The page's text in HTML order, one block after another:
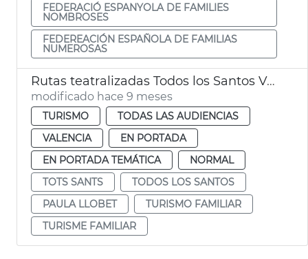
FEDERACIÓ ESPANYOLA DE FAMILIES
NOMBROSES
FEDEREACIÓN ESPAÑOLA DE FAMILIAS
NUMEROSAS
Rutas teatralizadas Todos los Santos València
modificado hace 9 meses
TURISMO
TODAS LAS AUDIENCIAS
VALENCIA
EN PORTADA
EN PORTADA TEMÁTICA
NORMAL
TOTS SANTS
TODOS LOS SANTOS
PAULA LLOBET
TURISMO FAMILIAR
TURISME FAMILIAR